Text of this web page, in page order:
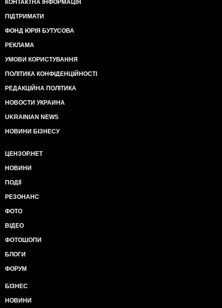
КОНТАКТНА ІНФОРМАЦІЯ
ПІДТРИМАТИ
ФОНД ЮРІЯ БУТУСОВА
РЕКЛАМА
УМОВИ КОРИСТУВАННЯ
ПОЛІТИКА КОНФІДЕНЦІЙНОСТІ
РЕДАКЦІЙНА ПОЛІТИКА
НОВОСТИ УКРАИНА
UKRAINIAN NEWS
НОВИНИ БІЗНЕСУ
ЦЕНЗОР.НЕТ
НОВИНИ
ПОДІЇ
РЕЗОНАНС
ФОТО
ВІДЕО
ФОТОШОПИ
БЛОГИ
ФОРУМ
БІЗНЕС
НОВИНИ